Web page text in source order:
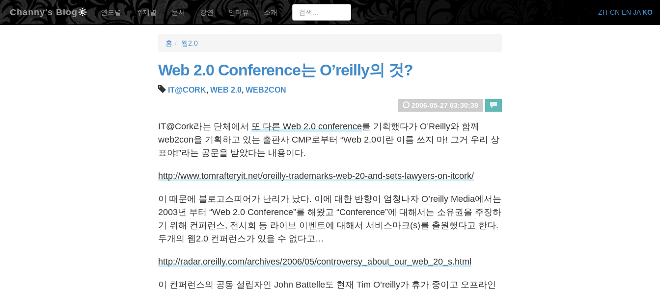
Channy's Blog 연도별 주제별 문서 강연 인터뷰 소개
홈 웹2.0
Web 2.0 Conference는 O’reilly의 것?
IT@CORK, WEB 2.0, WEB2CON
2006-05-27 03:30:39
IT@Cork라는 단체에서 또 다른 Web 2.0 conference를 기획했다가 O’Reilly와 함께
web2con을 기획하고 있는 출판사 CMP로부터 “Web 2.0이란 이름 쓰지 마! 그거 우리 상
표야!”라는 공문을 받았다는 내용이다.
http://www.tomrafteryit.net/oreilly-trademarks-web-20-and-sets-lawyers-on-itcork/
이 때문에 블로고스피어가 난리가 났다. 이에 대한 반향이 엄청나자 O’reilly Media에서는
2003년 부터 “Web 2.0 Conference”를 해왔고 “Conference”에 대해서는 소유권을 주장하
기 위해 컨퍼런스, 전시회 등 라이브 이벤트에 대해서 서비스마크(s)를 출원했다고 한다.
두개의 웹2.0 컨퍼런스가 있을 수 없다고…
http://radar.oreilly.com/archives/2006/05/controversy _about_our_web_20_s.html
이 컨퍼런스의 공동 설립자인 John Battelle도 현재 Tim O’reilly가 휴가 중이고 오프라인
ZH-CN EN JA KO